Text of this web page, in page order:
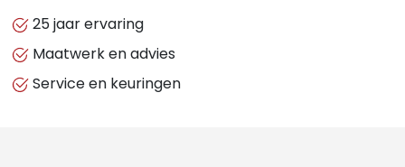
1,8M
VALDEMPER
EN
25 jaar ervaring
Maatwerk en advies
Service en keuringen